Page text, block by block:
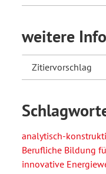
weitere
Zitiervorschlag
analytisch-
Berufliche Bildung
innovative